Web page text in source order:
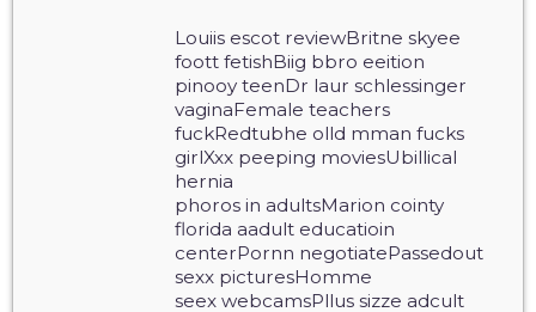
Louiis escot reviewBritne skyee
foott fetishBiig bbro eeition
pinooy teenDr laur schlessinger
vaginaFemale teachers
fuckRedtubhe olld mman fucks
girlXxx peeping moviesUbillical
hernia
phoros in adultsMarion cointy
florida aadult educatioin
centerPornn negotiatePassedout
sexx picturesHomme
seex webcamsPllus sizze adcult